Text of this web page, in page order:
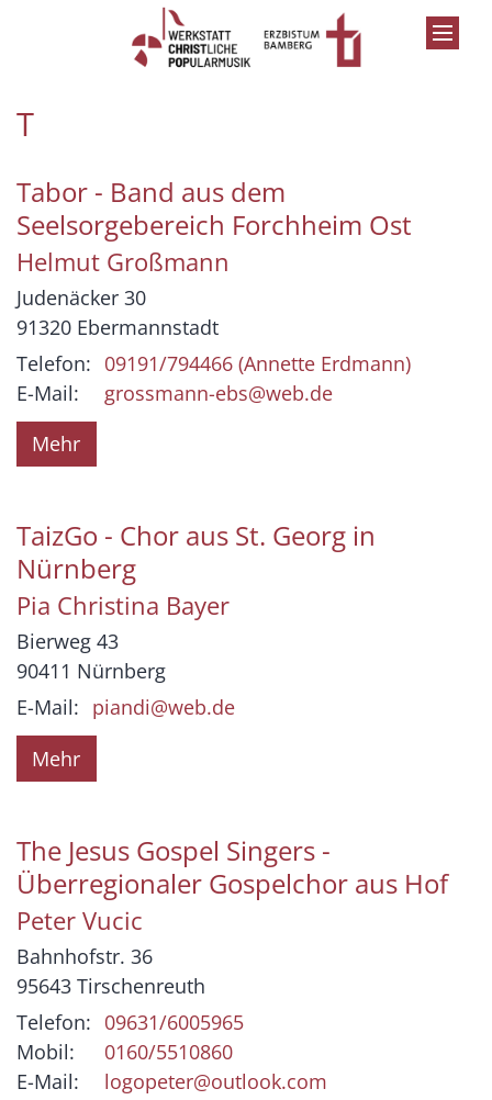
Zum Inhalt springen
T
Tabor - Band aus dem
Seelsorgebereich Forchheim Ost
Helmut Großmann
Judenäcker 30
91320 Ebermannstadt
Telefon: 09191/794466 (Annette Erdmann)
E-Mail:
grossmann-ebs@web.de
Mehr
TaizGo - Chor aus St. Georg in
Nürnberg
Pia Christina Bayer
Bierweg 43
90411 Nürnberg
E-Mail: piandi@web.de
Mehr
The Jesus Gospel Singers -
Überregionaler Gospelchor aus Hof
Peter Vucic
Bahnhofstr. 36
95643 Tirschenreuth
Telefon: 09631/6005965
Mobil:
0160/5510860
E-Mail:
logopeter@outlook.com